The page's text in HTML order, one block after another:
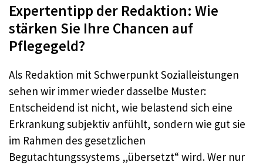
Expertentipp der Redaktion: Wie
stärken Sie Ihre Chancen auf
Pflegegeld?
Als Redaktion mit Schwerpunkt Sozialleistungen
sehen wir immer wieder dasselbe Muster:
Entscheidend ist nicht, wie belastend sich eine
Erkrankung subjektiv anfühlt, sondern wie gut sie
im Rahmen des gesetzlichen
Begutachtungssystems „übersetzt“ wird. Wer nur